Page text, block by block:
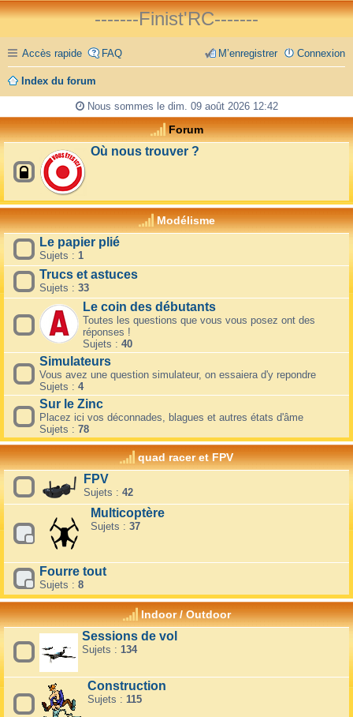
-------Finist'RC-------
Accès rapide FAQ Connexion
M’enregistrer
Index du forum
Nous sommes le dim. 09 août 2026 12:42
Forum
Où nous trouver ?
Modélisme
Le papier plié
Sujets : 1
Trucs et astuces
Sujets : 33
Le coin des débutants
Toutes les questions que vous vous posez ont des
réponses !
Sujets : 40
Simulateurs
Vous avez une question simulateur, on essaiera d'y repondre
Sujets : 4
Sur le Zinc
Placez ici vos déconnades, blagues et autres états d'âme
Sujets : 78
quad racer et FPV
FPV
Sujets : 42
Multicoptère
Sujets : 37
Fourre tout
Sujets : 8
Indoor / Outdoor
Sessions de vol
Sujets : 134
Construction
Sujets : 115